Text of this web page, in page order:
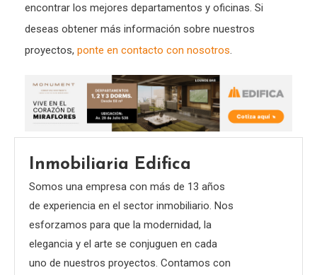
encontrar los mejores departamentos y oficinas. Si
deseas obtener más información sobre nuestros
proyectos, ponte en contacto con nosotros.
Inmobiliaria Edifica
Somos una empresa con más de 13 años
de experiencia en el sector inmobiliario. Nos
esforzamos para que la modernidad, la
elegancia y el arte se conjuguen en cada
uno de nuestros proyectos. Contamos con